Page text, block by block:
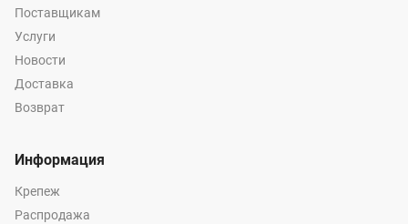
Поставщикам
Услуги
Новости
Доставка
Возврат
Информация
Крепеж
Распродажа